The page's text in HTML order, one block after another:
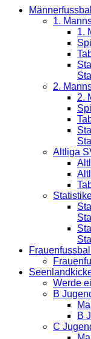
Männerfussball
1.
1.
2.
2.
Altliga
Frauenfussball
Werde
B
B
C